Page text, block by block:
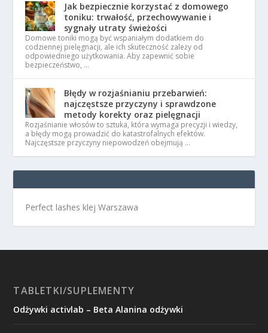
Jak bezpiecznie korzystać z domowego
toniku: trwałość, przechowywanie i
sygnały utraty świeżości
Domowe toniki mogą być wspaniałym dodatkiem do
codziennej pielęgnacji, ale ich skuteczność zależy od
odpowiedniego użytkowania. Aby zapewnić sobie
bezpieczeństwo, …
Błędy w rozjaśnianiu przebarwień:
najczęstsze przyczyny i sprawdzone
metody korekty oraz pielęgnacji
Rozjaśnianie włosów to sztuka, która wymaga precyzji i wiedzy,
a błędy mogą prowadzić do katastrofalnych efektów.
Najczęstsze przyczyny niepowodzeń obejmują …
Perfect lashes klej Warszawa
TABLETKI/SUPLEMENTY
Odżywki activlab – Beta Alanina odżywki